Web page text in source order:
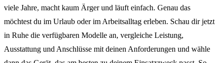
viele Jahre, macht kaum Ärger und läuft einfach. Genau das
möchtest du im Urlaub oder im Arbeitsalltag erleben. Schau dir jetzt
in Ruhe die verfügbaren Modelle an, vergleiche Leistung,
Ausstattung und Anschlüsse mit deinen Anforderungen und wähle